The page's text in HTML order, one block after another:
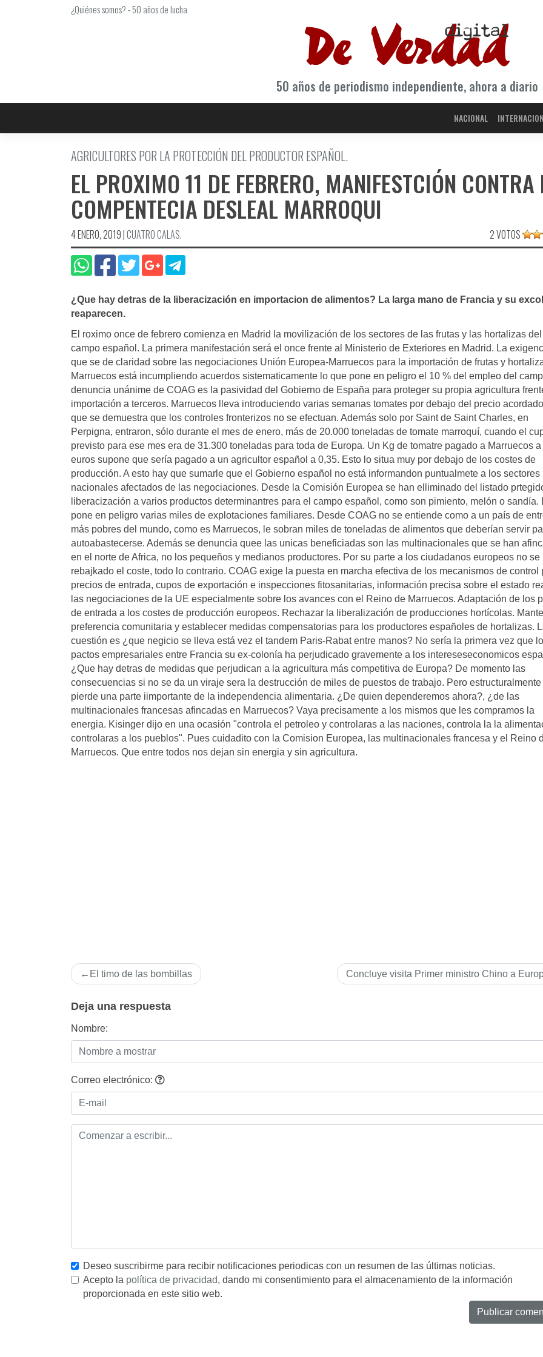
¿Quiénes somos?-50 años de lucha
50 años de periodismo independiente, ahora a diario
NACIONAL
AGRICULTORES POR LA PROTECCIÓN DEL PRODUCTOR ESPAÑOL.
EL PROXIMO 11 DE FEBRERO, MANIFESTCIÓN CONTRA
COMPENTECIA DESLEAL MARROQUI
4 ENERO, 2019|CUATRO CALAS. 2 VOTOS
¿Que hay detras de la liberacización en importacion de alimentos? La larga mano de Francia y su
reaparecen.
El roximo once de febrero comienza en Madrid la movilización de los sectores de las frutas y las hortalizas del
campo español. La primera manifestación será el once frente al Ministerio de Exteriores en Madrid. La
que se de claridad sobre las negociaciones Unión Europea-Marruecos para la importación de frutas y
Marruecos está incumpliendo acuerdos sistematicamente lo que pone en peligro el 10 % del empleo del
denuncia unánime de COAG es la pasividad del Gobierno de España para proteger su propia agricultura
importación a terceros. Marruecos lleva introduciendo varias semanas tomates por debajo del precio
que se demuestra que los controles fronterizos no se efectuan. Además solo por Saint de Saint Charles, en
Perpigna, entraron, sólo durante el mes de enero, más de 20.000 toneladas de tomate marroquí, cuando el
previsto para ese mes era de 31.300 toneladas para toda de Europa. Un Kg de tomatre pagado a Marruecos
euros supone que sería pagado a un agricultor español a 0,35. Esto lo situa muy por debajo de los costes de
producción. A esto hay que sumarle que el Gobierno español no está informandon puntualmete a los sectores
nacionales afectados de las negociaciones. Desde la Comisión Europea se han elliminado del listado
liberacización a varios productos determinantres para el campo español, como son pimiento, melón o sandía.
pone en peligro varias miles de explotaciones familiares. Desde COAG no se entiende como a un país de
más pobres del mundo, como es Marruecos, le sobran miles de toneladas de alimentos que deberían servir
autoabastecerse. Además se denuncia quee las unicas beneficiadas son las multinacionales que se han
en el norte de Africa, no los pequeños y medianos productores. Por su parte a los ciudadanos europeos no se
rebajkado el coste, todo lo contrario. COAG exige la puesta en marcha efectiva de los mecanismos de control
precios de entrada, cupos de exportación e inspecciones fitosanitarias, información precisa sobre el estado
las negociaciones de la UE especialmente sobre los avances con el Reino de Marruecos. Adaptación de los
de entrada a los costes de producción europeos. Rechazar la liberalización de producciones hortícolas.
preferencia comunitaria y establecer medidas compensatorias para los productores españoles de hortalizas.
cuestión es ¿que negicio se lleva está vez el tandem Paris-Rabat entre manos? No sería la primera vez que
pactos empresariales entre Francia su ex-colonía ha perjudicado gravemente a los intereseseconomicos
¿Que hay detras de medidas que perjudican a la agricultura más competitiva de Europa? De momento las
consecuencias si no se da un viraje sera la destrucción de miles de puestos de trabajo. Pero estructuralmente
pierde una parte iimportante de la independencia alimentaria. ¿De quien dependeremos ahora?, ¿de las
multinacionales francesas afincadas en Marruecos? Vaya precisamente a los mismos que les compramos la
energia. Kisinger dijo en una ocasión "controla el petroleo y controlaras a las naciones, controla la la
controlaras a los pueblos". Pues cuidadito con la Comision Europea, las multinacionales francesa y el Reino
Marruecos. Que entre todos nos dejan sin energia y sin agricultura.
Navegación
de
entradas
El timo de las bombillas Concluye visita Primer ministro Chino a
Deja una respuesta
Nombre:
Correo electrónico:
Deseo suscribirme para recibir notificaciones periodicas con un resumen de las últimas noticias.
Acepto la política de privacidad, dando mi consentimiento para el almacenamiento de la información
proporcionada en este sitio web.